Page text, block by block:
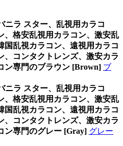
ニラ スター、乱視用カラコ
、格安乱視用カラコン、激安乱
国乱視カラコン、遠視用カラコ
、コンタクトレンズ、激安カラ
ン専門のブラウン [Brown] ブ
ニラ スター、乱視用カラコ
、格安乱視用カラコン、激安乱
国乱視カラコン、遠視用カラコ
、コンタクトレンズ、激安カラ
ン専門のグレー [Gray] グレー